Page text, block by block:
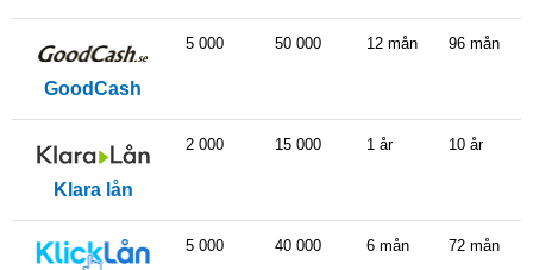
GoodCash
5 000 50 000 12 mån 96 mån
Klara lån
2 000 15 000 1 år 10 år
5 000 40 000 6 mån 72 mån